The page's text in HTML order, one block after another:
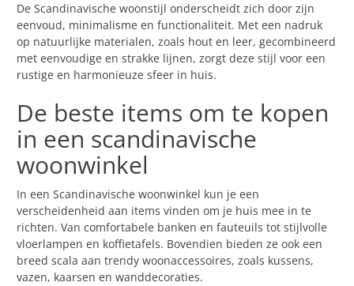
De Scandinavische woonstijl onderscheidt zich door zijn
eenvoud, minimalisme en functionaliteit. Met een nadruk
op natuurlijke materialen, zoals hout en leer, gecombineerd
met eenvoudige en strakke lijnen, zorgt deze stijl voor een
rustige en harmonieuze sfeer in huis.
De beste items om te kopen
in een scandinavische
woonwinkel
In een Scandinavische woonwinkel kun je een
verscheidenheid aan items vinden om je huis mee in te
richten. Van comfortabele banken en fauteuils tot stijlvolle
vloerlampen en koffietafels. Bovendien bieden ze ook een
breed scala aan trendy woonaccessoires, zoals kussens,
vazen, kaarsen en wanddecoraties.